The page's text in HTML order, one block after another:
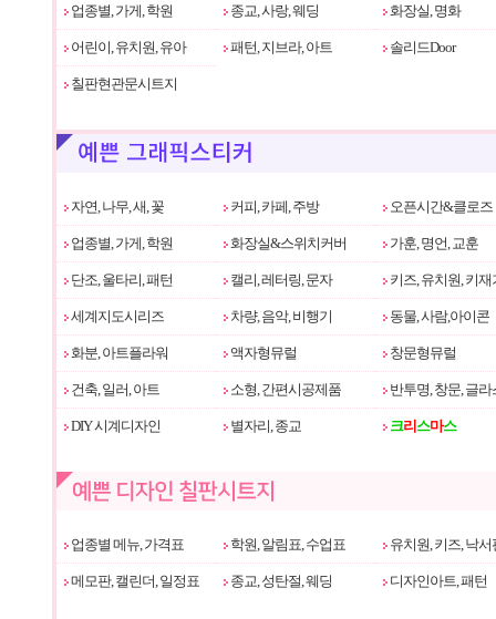
업종별, 가게, 학원 종교, 사랑, 웨딩 화장실, 명화
어린이, 유치원, 유아 패턴, 지브라, 아트 솔리드Door
칠판현관문시트지
자연, 나무, 새, 꽃 커피, 카페, 주방 오픈시간&클로즈
업종별, 가게, 학원 화장실&스위치커버 가훈, 명언, 교훈
단조, 울타리, 패턴 캘리, 레터링, 문자 키즈, 유치원, 키재
세계지도시리즈 차량, 음악, 비행기 동물, 사람,아이콘
화분, 아트플라워 액자형뮤럴 창문형뮤럴
건축, 일러, 아트 소형, 간편시공제품 반투명, 창문, 글라
DIY 시계디자인 별자리, 종교 크리 스마스
업종별 메뉴, 가격표 학원, 알림표, 수업표 유치원, 키즈, 낙서
메모판, 캘린더, 일정표 종교, 성탄절, 웨딩 디자인아트, 패턴